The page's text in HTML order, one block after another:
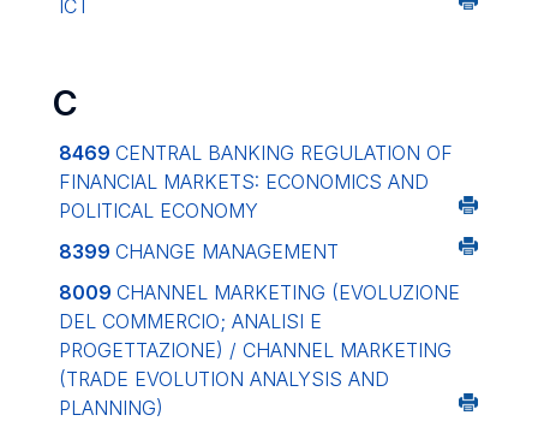
ICT
C
8469 CENTRAL BANKING REGULATION OF
FINANCIAL MARKETS: ECONOMICS AND
POLITICAL ECONOMY
8399 CHANGE MANAGEMENT
8009 CHANNEL MARKETING (EVOLUZIONE
DEL COMMERCIO; ANALISI E
PROGETTAZIONE) / CHANNEL MARKETING
(TRADE EVOLUTION ANALYSIS AND
PLANNING)